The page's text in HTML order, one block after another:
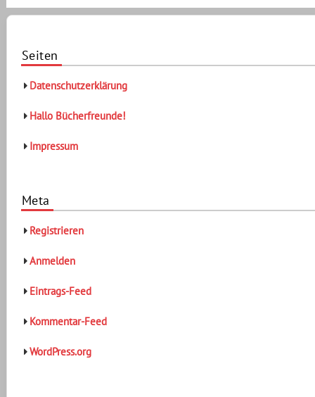
Seiten
Datenschutzerklärung
Hallo Bücherfreunde!
Impressum
Meta
Registrieren
Anmelden
Eintrags-Feed
Kommentar-Feed
WordPress.org